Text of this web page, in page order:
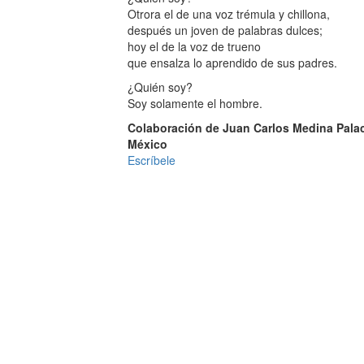
Otrora el de una voz trémula y chillona,
después un joven de palabras dulces;
hoy el de la voz de trueno
que ensalza lo aprendido de sus padres.
¿Quién soy?
Soy solamente el hombre.
Colaboración de Juan Carlos Medina
México
Escríbele